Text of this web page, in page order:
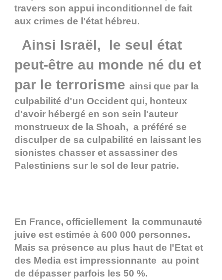
travers son appui inconditionnel de fait
aux crimes de l'état hébreu.
Ainsi Israël,
le seul état
peut-être au monde né du et
par le terrorisme ainsi que par la
culpabilité d'un Occident qui, honteux
d'avoir hébergé en son sein l'auteur
monstrueux de la Shoah, a préféré se
disculper de sa culpabilité en laissant les
sionistes chasser et assassiner des
Palestiniens sur le sol de leur patrie.
En France, officiellement la communauté
juive est estimée à 600 000 personnes.
Mais sa présence au plus haut de l'Etat et
des Media est impressionnante au point
de dépasser parfois les 50 %.